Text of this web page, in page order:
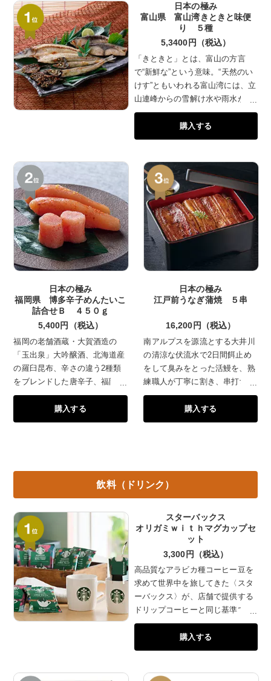
日本の極み
富山県 富山湾きときと味便
り ５種
5,3400円（税込）
「きときと」とは、富山の方言
で“新鮮な”という意味。“天然のい
けす”ともいわれる富山湾には、立
山連峰からの雪解け水や雨水が流
れ込むため、餌となるプランクト
ンが多く繁殖します。なかでも氷
見はその海底の地形から絶好の漁
た魚介を沖合の船上で即時に氷水
で締め鮮度をキープ。きときとな
干物のセットをお楽しみくださ
い。
購入する
日本の極み
福岡県 博多辛子めんたいこ
詰合せＢ ４５０ｇ
5,400円（税込）
福岡の老舗酒蔵・大賀酒造の
「玉出泉」大吟醸酒、北海道産
の羅臼昆布、辛さの違う2種類
をブレンドした唐辛子、福岡県
朝倉郡東峰村産の香り高い生柚
子など、素材にとことんこだわ
った調味液にじっくり漬け込ん
購入する
日本の極み
江戸前うなぎ蒲焼 ５串
16,200円（税込）
南アルプスを源流とする大井川
の清涼な伏流水で2日間餌止め
をして臭みをとった活鰻を、熟
練職人が丁寧に割き、串打ちを
して、特製だれにつけ遠赤外線
加熱でじっくり焼きあげまし
た。江戸前の流儀にのっとり、
食感に仕上がっています。専門
ご家庭で。
購入する
飲料（ドリンク）
スターバックス
オリガミｗｉｔｈマグカップセ
ット
3,300円（税込）
高品質なアラビカ種コーヒー豆を
求めて世界中を旅してきた〈スタ
ーバックス〉が、店舗で提供する
ドリップコーヒーと同じ基準で調
達・焙煎したコーヒー豆を使用し
た、こだわりのドリップコーヒー
です。
購入する